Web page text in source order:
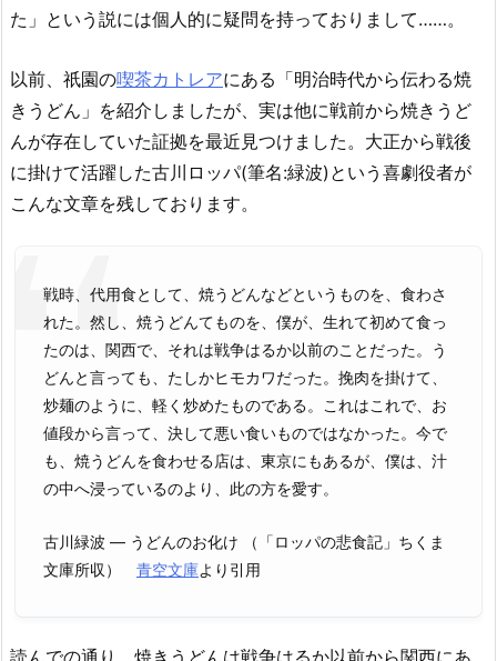
た」という説には個人的に疑問を持っておりまして……。
以前、祇園の喫茶カトレアにある「明治時代から伝わる焼
きうどん」を紹介しましたが、実は他に戦前から焼きうど
んが存在していた証拠を最近見つけました。大正から戦後
に掛けて活躍した古川ロッパ(筆名:緑波)という喜劇役者が
こんな文章を残しております。
戦時、代用食として、焼うどんなどというものを、食わさ
れた。然し、焼うどんてものを、僕が、生れて初めて食っ
たのは、関西で、それは戦争はるか以前のことだった。う
どんと言っても、たしかヒモカワだった。挽肉を掛けて、
炒麺のように、軽く炒めたものである。これはこれで、お
値段から言って、決して悪い食いものではなかった。今で
も、焼うどんを食わせる店は、東京にもあるが、僕は、汁
の中へ浸っているのより、此の方を愛す。
古川緑波 ― うどんのお化け （「ロッパの悲食記」ちくま
文庫所収） 青空文庫より引用
読んでの通り、焼きうどんは戦争はるか以前から関西にあ